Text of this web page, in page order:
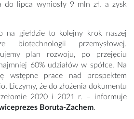
do lipca wyniosły 9 mln zł, a zysk
na giełdzie to kolejny krok naszej
przemysłowej.
plan rozwoju, po przejęciu
60% udziałów w spółce. Na
wstępne prace nad prospektem
Liczymy, że do złożenia dokumentu
2020 i 2021 r. – informuje
Boruta-Zachem.